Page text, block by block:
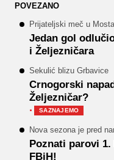
POVEZANO
Prijateljski meč u
Jedan gol
i Željezničara
Sekulić blizu Grbavice
Crnogorski
Željezničar?
· SAZNAJEMO
Nova sezona je pred
Poznati parovi
FBiH!